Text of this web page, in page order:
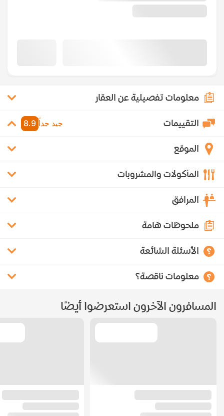
معلومات تفصيلية عن العقار
التقييمات جيد جداً 8.9
الموقع
المأكولات والمشروبات
المرافق
ملحوظات هامة
الأسئلة الشائعة
معلومات ناقصة؟
المسافرون الآخرون استعرضوا أيضًا